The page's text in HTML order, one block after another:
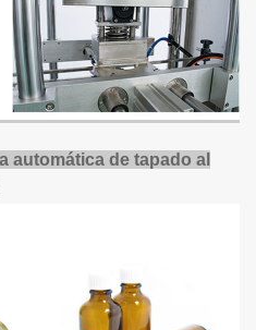
automática de tapado al